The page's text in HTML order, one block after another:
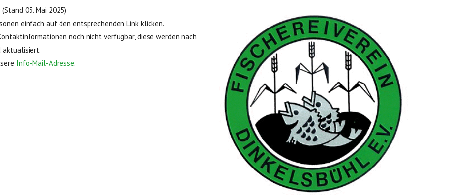
05. Mai 2025)
einfach auf den entsprechenden Link klicken.
noch nicht verfügbar, diese werden nach
aktualisiert.
Info-Mail-Adresse.